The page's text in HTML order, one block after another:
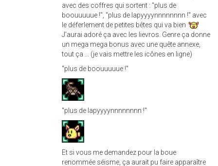
avec des coffres qui sortent : "plus de
boouuuuue !", "plus de lapyyyynnnnnnnn !" avec
le déferlement de petites bêtes qui va bien
J'aurai adoré ça avec les lievros. Genre ça donne
un mega mega bonus avec une quête annexe,
tout ça ... (je vais mettre les icônes en ligne)
"plus de boouuuuue !"
"plus de lapyyyynnnnnnnn !"
Et si vous me demandez pour la boue
renommée séisme, ça aurait pu faire apparaître